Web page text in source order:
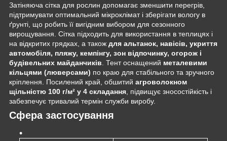
Затіняюча сітка для рослин допомагає зменшити перегрів,
підтримувати оптимальний мікроклімат і зберігати вологу в
ґрунті, що робить її вигідним вибором для сезонного
вирощування. Сітка підходить для використання в теплицях і
на відкритих грядках, а також для альтанок, навісів, укриття
автомобіля, пляжу, кемпінгу, зон відпочинку, огорож і
будівельних майданчиків . Тент оснащений металевими
кільцями (люверсами) по краю для стабільного та зручного
кріплення. Посилений край, обшитий агроволокном
щільністю 100 г/м² у 4 складання , підвищує зносостійкість і
забезпечує тривалий термін служби виробу.
Сфера застосування